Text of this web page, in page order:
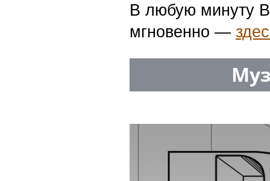
В любую минуту
мгновенно —